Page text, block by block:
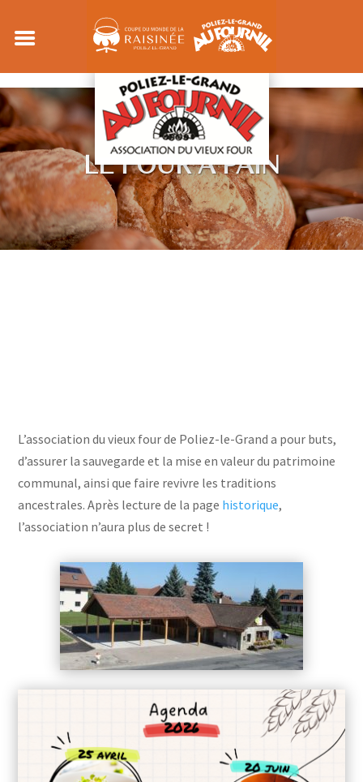
LE FOUR A PAIN
L’association du vieux four de Poliez-le-Grand a pour buts,
d’assurer la sauvegarde et la mise en valeur du patrimoine
communal, ainsi que faire revivre les traditions
ancestrales. Après lecture de la page historique,
l’association n’aura plus de secret !